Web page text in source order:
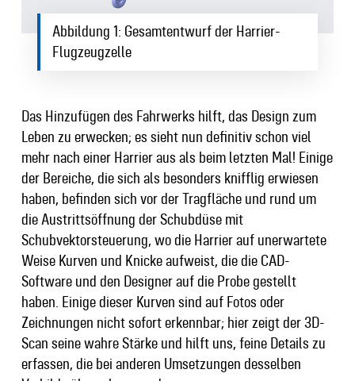
Abbildung 1: Gesamtentwurf der Harrier-
Flugzeugzelle
Das Hinzufügen des Fahrwerks hilft, das Design zum
Leben zu erwecken; es sieht nun definitiv schon viel
mehr nach einer Harrier aus als beim letzten Mal! Einige
der Bereiche, die sich als besonders knifflig erwiesen
haben, befinden sich vor der Tragfläche und rund um
die Austrittsöffnung der Schubdüse mit
Schubvektorsteuerung, wo die Harrier auf unerwartete
Weise Kurven und Knicke aufweist, die die CAD-
Software und den Designer auf die Probe gestellt
haben. Einige dieser Kurven sind auf Fotos oder
Zeichnungen nicht sofort erkennbar; hier zeigt der 3D-
Scan seine wahre Stärke und hilft uns, feine Details zu
erfassen, die bei anderen Umsetzungen desselben